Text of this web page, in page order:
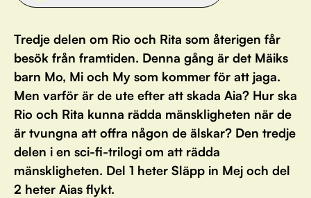
Tredje delen om Rio och Rita som återigen får
besök från framtiden. Denna gång är det Mäiks
barn Mo, Mi och My som kommer för att jaga.
Men varför är de ute efter att skada Aia? Hur ska
Rio och Rita kunna rädda mänskligheten när de
är tvungna att offra någon de älskar? Den tredje
delen i en sci-fi-trilogi om att rädda
mänskligheten. Del 1 heter Släpp in Mej och del
2 heter Aias flykt.